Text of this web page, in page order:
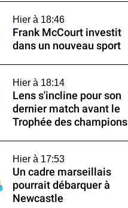
Hier à 18:46
Frank McCourt investit
dans un nouveau sport
Hier à 18:14
Lens s'incline pour son
dernier match avant le
Trophée des champions
Hier à 17:53
Un cadre marseillais
pourrait débarquer à
Newcastle